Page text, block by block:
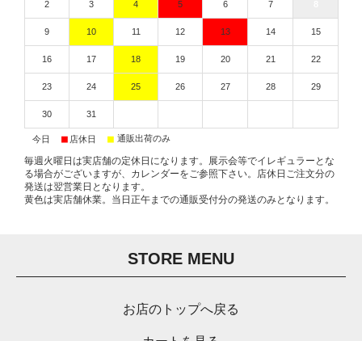
2 3 4 5 6 7
9 10 11 12 13 14 15
16 17 18 19 20 21 22
23 24 25 26 27 28 29
30 31
今日 ■ 店休日 ■ 通販出荷のみ
毎週火曜日は実店舗の定休日になります。展示会等でイレギュラーとな
る場合がございますが、カレンダーをご参照下さい。店休日ご注文分の
発送は翌営業日となります。
黄色は実店舗休業。当日正午までの通販受付分の発送のみとなります。
STORE MENU
お店のトップへ戻る